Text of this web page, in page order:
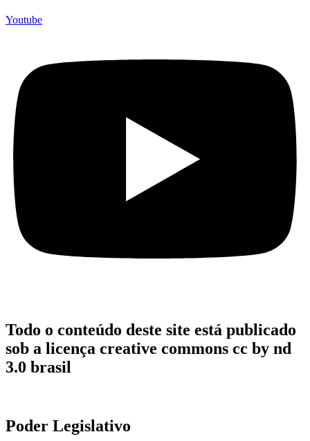
Youtube
Todo o conteúdo deste site está publicado
sob a licença creative commons cc by nd
3.0 brasil
Poder Legislativo